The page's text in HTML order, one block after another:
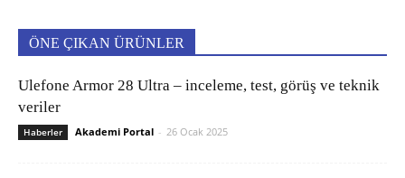
ÖNE ÇIKAN ÜRÜNLER
Ulefone Armor 28 Ultra – inceleme, test, görüş ve teknik
veriler
Haberler Akademi Portal - 26 Ocak 2025